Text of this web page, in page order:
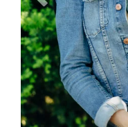
Previous